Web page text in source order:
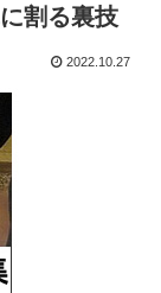
割る裏技
2022.10.27